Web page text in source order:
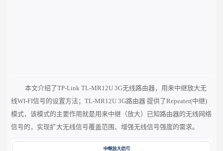
本文介绍了TP-Link TL-MR12U 3G无线路由器，用来中继放大无
线WI-FI信号的设置方法；TL-MR12U 3G路由器 提供了Repeater(中继)
模式，该模式的主要作用就是用来中继（放大）已知路由器的无线网络
信号的，实现扩大无线信号覆盖范围、增强无线信号强度的需求。